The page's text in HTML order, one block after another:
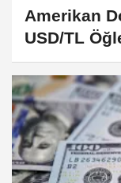
Amerikan
USD/TL